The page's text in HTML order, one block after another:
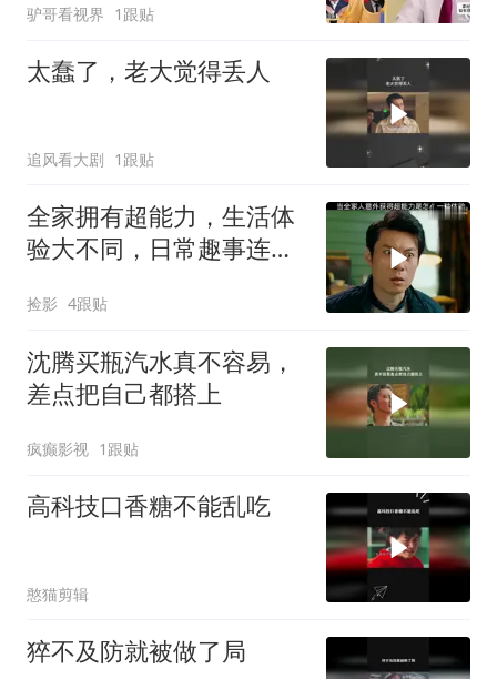
驴哥看视界 1跟贴
太蠢了，老大觉得丢人
追风看大剧 1跟贴
全家拥有超能力，生活体
验大不同，日常趣事连连
捡影 4跟贴
沈腾买瓶汽水真不容易，
差点把自己都搭上
疯癫影视 1跟贴
高科技口香糖不能乱吃
憨猫剪辑
猝不及防就被做了局